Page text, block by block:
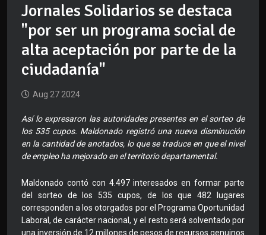
Jornales Solidarios se destaca
"por ser un programa social de
alta aceptación por parte de la
ciudadanía"
Aug 27 2024
Así lo expresaron las autoridades presentes en el sorteo de
los 535 cupos. Maldonado registró una nueva disminución
en la cantidad de anotados, lo que se traduce en que el nivel
de empleo ha mejorado en el territorio departamental.
Maldonado contó con 4.497 interesados en formar parte
del sorteo de los 535 cupos, de los que 482 lugares
corresponden a los otorgados por el Programa Oportunidad
Laboral, de carácter nacional, y el resto será solventado por
una inversión de 12 millones de pesos de recursos genuinos